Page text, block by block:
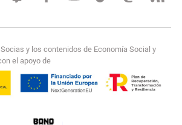
y los contenidos de Economía Social y
el apoyo de